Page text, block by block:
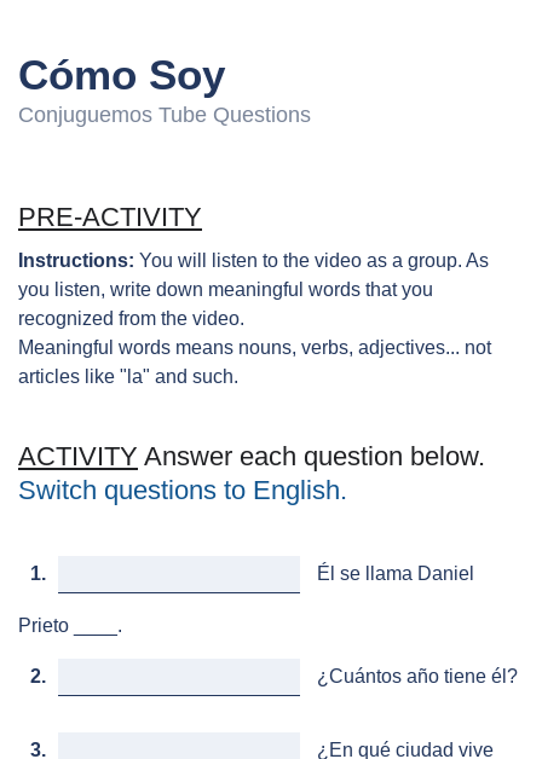
Cómo Soy
Conjuguemos Tube Questions
PRE-ACTIVITY
Instructions: You will listen to the video as a group. As
you listen, write down meaningful words that you
recognized from the video.
Meaningful words means nouns, verbs, adjectives... not
articles like "la" and such.
ACTIVITY Answer each question below.
Switch questions to English.
1. Él se llama Daniel
Prieto ____.
2. ¿Cuántos año tiene él?
3. ¿En qué ciudad vive